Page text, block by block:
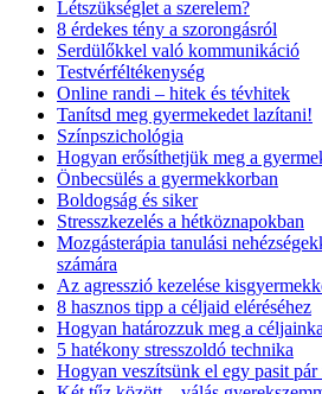
Létszükséglet a szerelem?
8 érdekes tény a szorongásról
Serdülőkkel való kommunikáció
Testvérféltékenység
Online randi – hitek és tévhitek
Tanítsd meg gyermekedet lazítani!
Színpszichológia
Hogyan erősíthetjük meg a
Önbecsülés a gyermekkorban
Boldogság és siker
Stresszkezelés a hétköznapokban
Mozgásterápia tanulási
számára
Az agresszió kezelése
8 hasznos tipp a céljaid eléréséhez
Hogyan határozzuk meg a
5 hatékony stresszoldó technika
Hogyan veszítsünk el egy pasit pár